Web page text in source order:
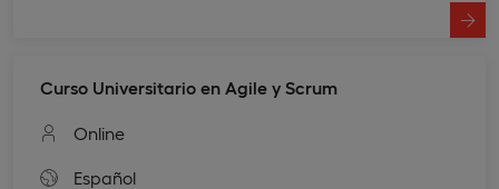
Curso Universitario en Agile y Scrum
Online
Español